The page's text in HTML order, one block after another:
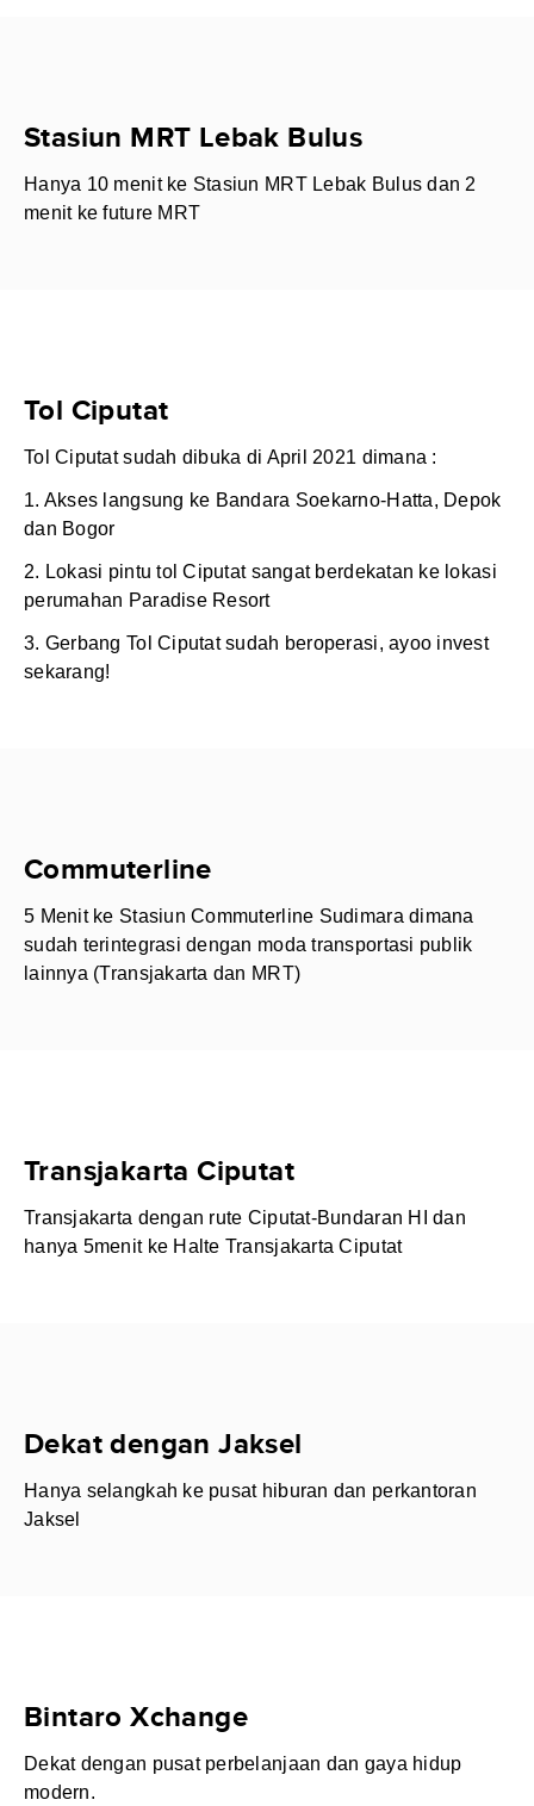
Stasiun MRT Lebak Bulus
Hanya 10 menit ke Stasiun MRT Lebak Bulus dan 2
menit ke future MRT
Tol Ciputat
Tol Ciputat sudah dibuka di April 2021 dimana :
1. Akses langsung ke Bandara Soekarno-Hatta, Depok
dan Bogor
2. Lokasi pintu tol Ciputat sangat berdekatan ke lokasi
perumahan Paradise Resort
3. Gerbang Tol Ciputat sudah beroperasi, ayoo invest
sekarang!
Commuterline
5 Menit ke Stasiun Commuterline Sudimara dimana
sudah terintegrasi dengan moda transportasi publik
lainnya (Transjakarta dan MRT)
Transjakarta Ciputat
Transjakarta dengan rute Ciputat-Bundaran HI dan
hanya 5menit ke Halte Transjakarta Ciputat
Dekat dengan Jaksel
Hanya selangkah ke pusat hiburan dan perkantoran
Jaksel
Bintaro Xchange
Dekat dengan pusat perbelanjaan dan gaya hidup
modern.